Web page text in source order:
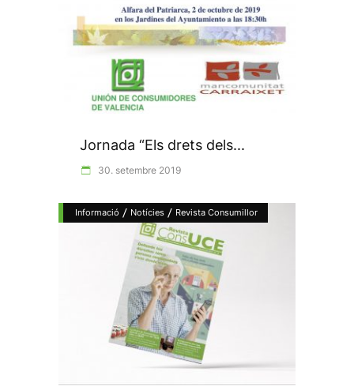
Jornada “Els drets dels...
30. setembre 2019
Informació / Notícies / Revista Consumillor